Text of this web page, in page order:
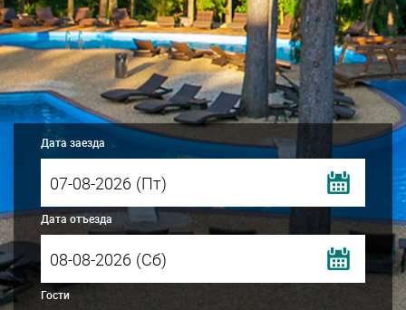
Дата заезда
(Пт)
Дата отъезда
(Сб)
Гости